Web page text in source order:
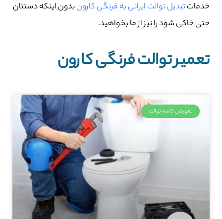
خدماتتبدیل توالت ایرانی به فرنگی کارونبدون اینکه دستتان
حتی خاکی شود را نیز از ما بخواهید.
تعمیر توالت فرنگی کارون
تعویض کاسه توالت